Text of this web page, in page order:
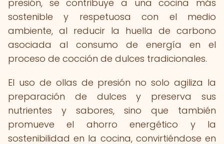
presión, se contribuye a una cocina más
sostenible y respetuosa con el medio
ambiente, al reducir la huella de carbono
asociada al consumo de energía en el
proceso de cocción de dulces tradicionales.
El uso de ollas de presión no solo agiliza la
preparación de dulces y preserva sus
nutrientes y sabores, sino que también
promueve el ahorro energético y la
sostenibilidad en la cocina, convirtiéndose en